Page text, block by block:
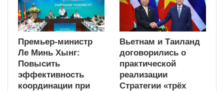
Премьер-министр
Ле Минь Хынг:
Повысить
эффективность
координации при
Вьетнам и Таиланд
договорились о
практической
реализации
Стратегии «трёх